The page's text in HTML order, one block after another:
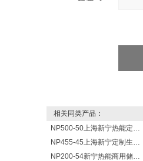
相关同类产品：
NP500-50上海新宁热能定制各式不锈钢水箱容器
NP455-45上海新宁定制生产各式不锈钢容器
NP200-54新宁热能商用储水式电热水器V=200升N=54千瓦